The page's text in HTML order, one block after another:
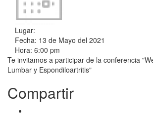
Lugar:
Fecha: 13 de Mayo del 2021
Hora: 6:00 pm
Te invitamos a participar de la conferencia
Lumbar y Espondiloartritis"
Compartir